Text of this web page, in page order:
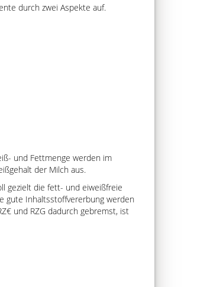
durch zwei Aspekte auf.
und Fettmenge werden im
der Milch aus.
gezielt die fett- und eiweißfreie
gute Inhaltsstoffvererbung werden
und RZG dadurch gebremst, ist